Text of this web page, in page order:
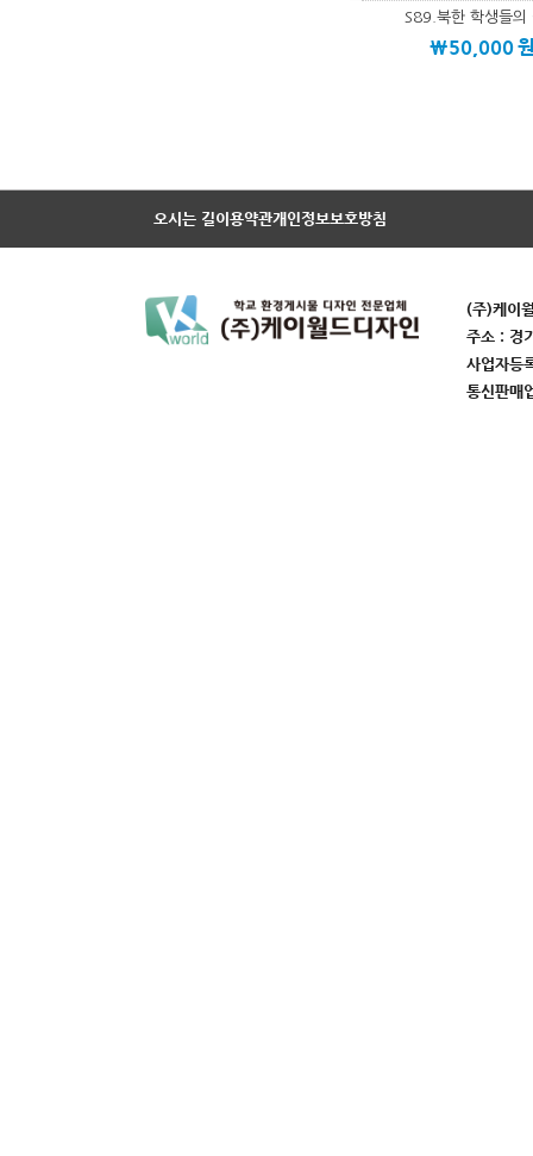
S89.북한 학생들의
\50,000
오시는 길이용약관개인정보보호방침
(주)케이
주소 : 경
사업자
통신판매